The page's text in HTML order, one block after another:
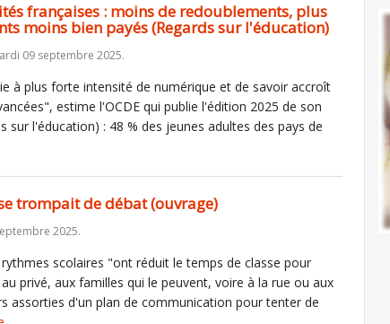
françaises : moins de redoublements, plus
moins bien payés (Regards sur l'éducation)
09 septembre 2025.
à plus forte intensité de numérique et de savoir accroît
estime l'OCDE qui publie l'édition 2025 de son
sur l'éducation) : 48 % des jeunes adultes des pays de
trompait de débat (ouvrage)
2025.
scolaires "ont réduit le temps de classe pour
privé, aux familles qui le peuvent, voire à la rue ou aux
assorties d'un plan de communication pour tenter de